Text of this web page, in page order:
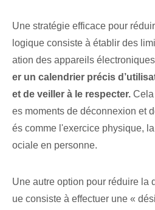
Une stratégie efficace⁤ pour
logique consiste à établir des
ation des appareils
er un calendrier précis
et de veiller à le respecter. Cela
es moments de déconnexion et
és comme l'exercice physique,
ociale en personne.
Une autre option pour réduire la
ue consiste à effectuer une «